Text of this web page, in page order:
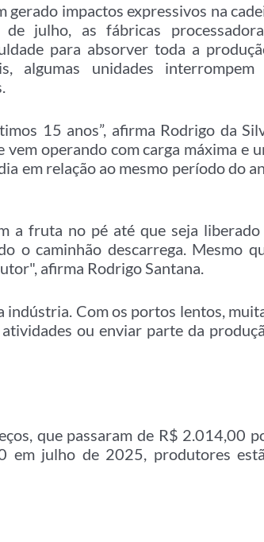
impactos expressivos na
julho, as fábricas
para absorver toda a
algumas unidades interrompem
15 anos”, afirma Rodrigo da
operando com carga máxima e
em relação ao mesmo período do
a fruta no pé até que seja
o caminhão descarrega. Mesmo
afirma Rodrigo Santana.
indústria. Com os portos lentos,
ou enviar parte da
que passaram de R$ 2.014,00
em julho de 2025, produtores